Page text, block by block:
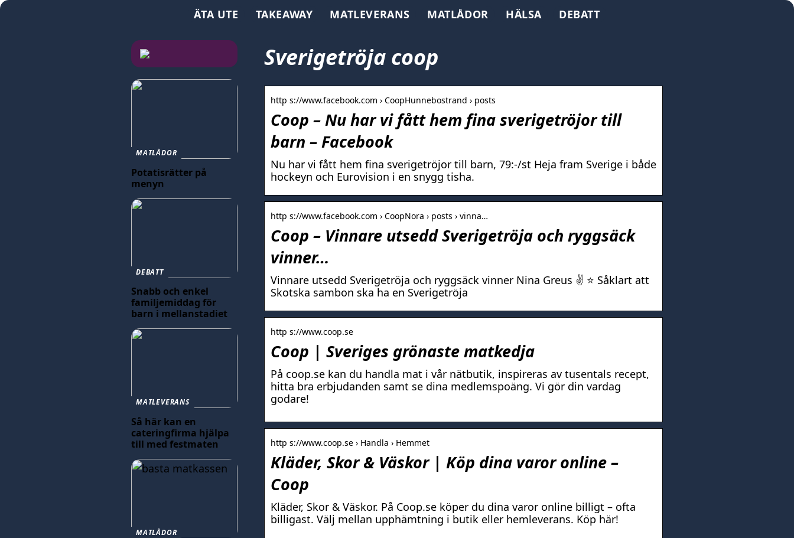
ÄTA UTE TAKEAWAY MATLEVERANS MATLÅDOR HÄLSA DEBATT
Sverigetröja coop
http s://www.facebook.com › CoopHunnebostrand › posts
Coop – Nu har vi fått hem fina sverigetröjor till
barn – Facebook
Nu har vi fått hem fina sverigetröjor till barn, 79:-/st Heja fram Sverige i både
hockeyn och Eurovision i en snygg tisha.
http s://www.facebook.com › CoopNora › posts › vinna…
Coop – Vinnare utsedd Sverigetröja och ryggsäck
vinner…
Vinnare utsedd Sverigetröja och ryggsäck vinner Nina Greus ✌ ⭐️ Såklart att
Skotska sambon ska ha en Sverigetröja
http s://www.coop.se
Coop | Sveriges grönaste matkedja
På coop.se kan du handla mat i vår nätbutik, inspireras av tusentals recept,
hitta bra erbjudanden samt se dina medlemspoäng. Vi gör din vardag
godare!
http s://www.coop.se › Handla › Hemmet
Kläder, Skor & Väskor | Köp dina varor online –
Coop
Kläder, Skor & Väskor. På Coop.se köper du dina varor online billigt – ofta
billigast. Välj mellan upphämtning i butik eller hemleverans. Köp här!
MATLÅDOR
Potatisrätter på
menyn
DEBATT
Snabb och enkel
familjemiddag för
barn i mellanstadiet
MATLEVERANS
Så här kan en
cateringfirma hjälpa
till med festmaten
MATLÅDOR